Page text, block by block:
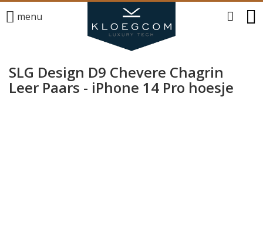
menu
SLG Design D9 Chevere Chagrin
Leer Paars - iPhone 14 Pro hoesje